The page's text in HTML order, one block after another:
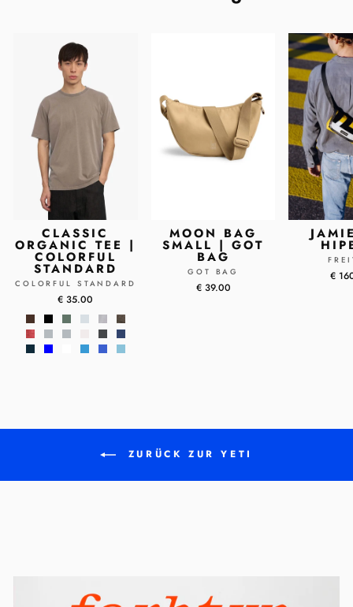
CLASSIC
ORGANIC TEE |
COLORFUL
STANDARD
COLORFUL STANDARD
€ 35.00
MOON BAG
SMALL | GOT
BAG
GOT BAG
€ 39.00
€
ZURÜCK ZUR YETI